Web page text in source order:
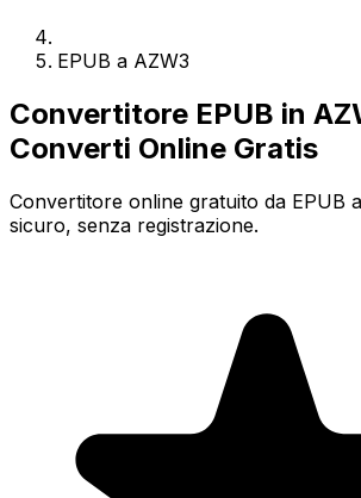
EPUB a AZW3
Convertitore EPUB in
Converti Online Gratis
Convertitore online gratuito da EPUB
sicuro, senza registrazione.